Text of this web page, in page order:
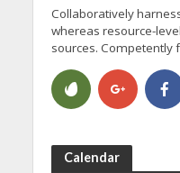
Collaboratively
whereas resource-
sources. Competently
Calendar